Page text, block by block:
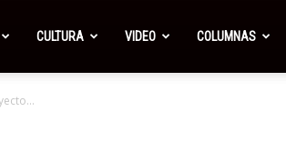
CULTURA VIDEO COLUMNAS